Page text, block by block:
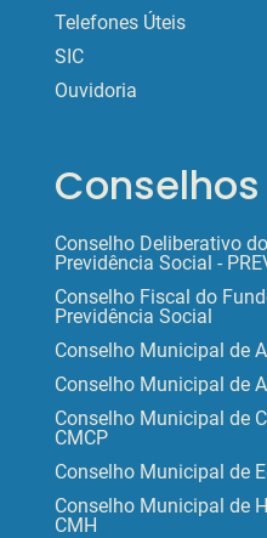
Telefones Úteis
SIC
Ouvidoria
Conselhos
Conselho Deliberativo
Previdência Social -
Conselho Fiscal do
Previdência Social
Conselho Municipal de
Conselho Municipal de
Conselho Municipal de
CMCP
Conselho Municipal de
Conselho Municipal de
CMH